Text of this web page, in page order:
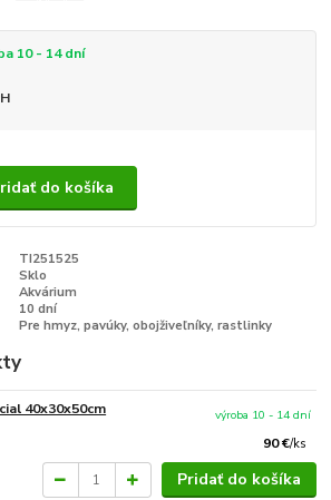
10 - 14 dní
do košíka
TI251525
Sklo
Akvárium
10 dní
Pre hmyz, pavúky, obojživeľníky, rastlinky
40x30x50cm
90 €/ks
výroba 10 - 14 dní
Pridať do košíka